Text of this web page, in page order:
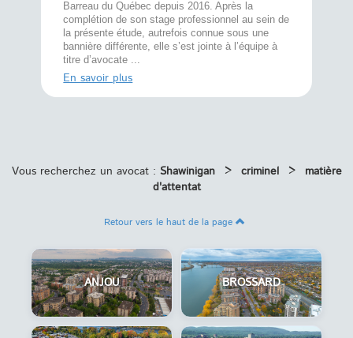
Barreau du Québec depuis 2016. Après la
complétion de son stage professionnel au sein de
la présente étude, autrefois connue sous une
bannière différente, elle s’est jointe à l’équipe à
titre d’avocate ...
En savoir plus
Vous recherchez un avocat : Shawinigan > criminel >
matière
d'attentat
Retour vers le haut de la page
ANJOU BROSSARD